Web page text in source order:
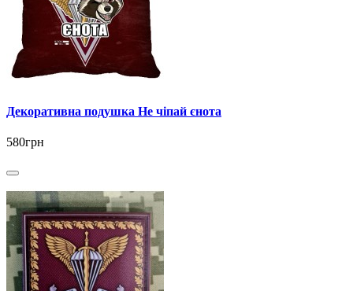
Декоративна подушка Не чіпай єнота
580грн